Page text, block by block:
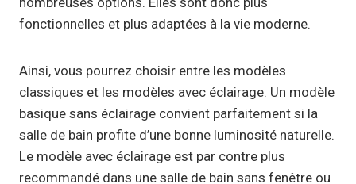
fonctionnelles et plus adaptées à la vie moderne.
Ainsi, vous pourrez choisir entre les modèles
classiques et les modèles avec éclairage. Un modèle
basique sans éclairage convient parfaitement si la
salle de bain profite d’une bonne luminosité naturelle.
Le modèle avec éclairage est par contre plus
recommandé dans une salle de bain sans fenêtre ou